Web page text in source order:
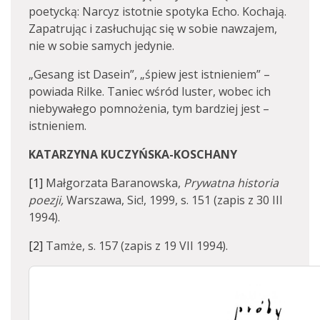
poetycką: Narcyz istotnie spotyka Echo. Kochają.
Zapatrując i zasłuchując się w sobie nawzajem,
nie w sobie samych jedynie.
„Gesang ist Dasein”, „śpiew jest istnieniem” –
powiada Rilke. Taniec wśród luster, wobec ich
niebywałego pomnożenia, tym bardziej jest –
istnieniem.
KATARZYNA KUCZYŃSKA-KOSCHANY
[1] Małgorzata Baranowska, Prywatna historia
poezji,Warszawa, Sic!, 1999, s. 151 (zapis z 30 III
1994).
[2] Tamże, s. 157 (zapis z 19 VII 1994).